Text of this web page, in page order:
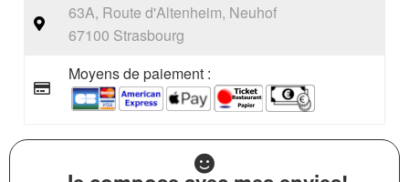
63A, Route d'Altenheim, Neuhof
67100 Strasbourg
Moyens de paiement :